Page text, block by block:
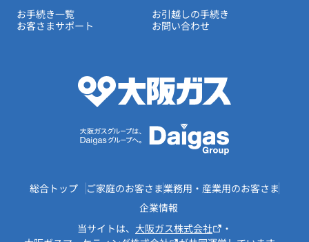
お手続き一覧
お引越しの手続き
お客さまサポート
お問い合わせ
総合トップ ご家庭のお客さま業務用・産業用のお客さま
企業情報
当サイトは、 大阪ガス株式会社
・